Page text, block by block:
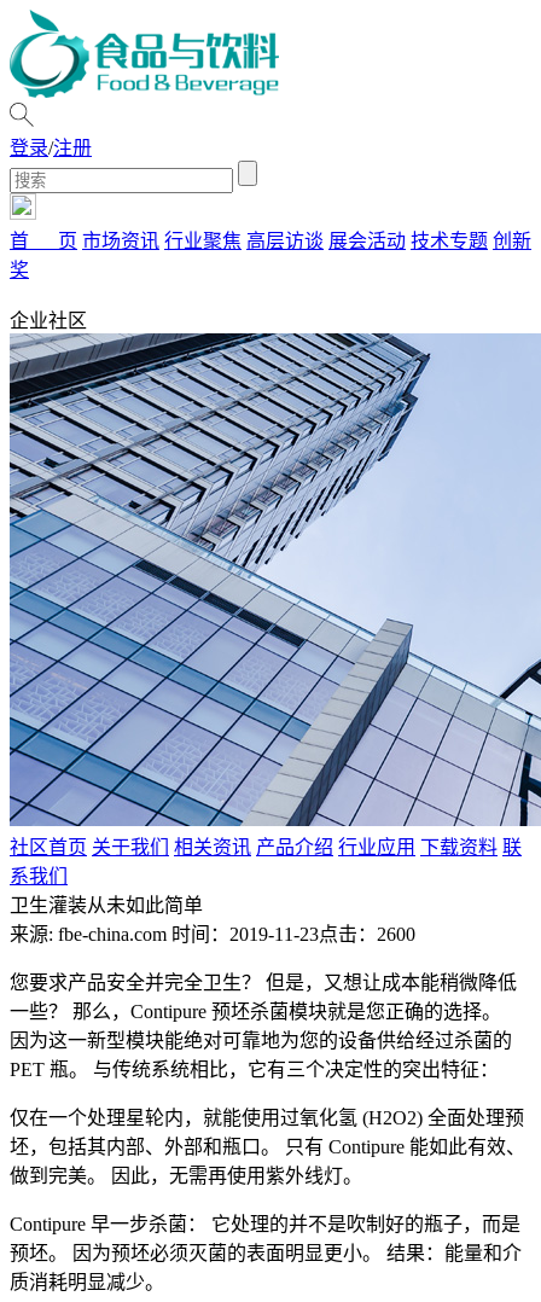
登录/注册
首 页 市场资讯 行业聚焦 高层访谈 展会活动 技术专题 创新
奖
企业社区
社区首页 关于我们 相关资讯 产品介绍 行业应用 下载资料 联
系我们
卫生灌装从未如此简单
来源: fbe-china.com 时间：2019-11-23点击：2600
您要求产品安全并完全卫生？ 但是，又想让成本能稍微降低
一些？ 那么，Contipure 预坯杀菌模块就是您正确的选择。
因为这一新型模块能绝对可靠地为您的设备供给经过杀菌的
PET 瓶。 与传统系统相比，它有三个决定性的突出特征：
仅在一个处理星轮内，就能使用过氧化氢 (H2O2) 全面处理预
坯，包括其内部、外部和瓶口。 只有 Contipure 能如此有效、
做到完美。 因此，无需再使用紫外线灯。
Contipure 早一步杀菌： 它处理的并不是吹制好的瓶子，而是
预坯。 因为预坯必须灭菌的表面明显更小。 结果：能量和介
质消耗明显减少。